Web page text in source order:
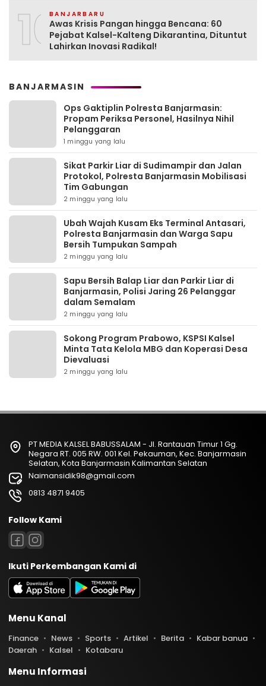
10BANJARBARU
Awas Krisis Pangan hingga Bencana: 60
Pejabat Kalsel-Kalteng Dikarantina, Dituntut
Lahirkan Inovasi Radikal!
BANJARMASIN
Ops Gaktiplin Polresta Banjarmasin:
Propam Periksa Personel, Hasilnya Nihil
Pelanggaran
1 minggu yang lalu
Sikat Parkir Liar di Sudimampir dan Jalan
Protokol, Polresta Banjarmasin Mobilisasi
Tim Gabungan
2 minggu yang lalu
Ubah Wajah Kusam Eks Terminal Antasari,
Polresta Banjarmasin dan Warga Sapu
Bersih Tumpukan Sampah
2 minggu yang lalu
Sapu Bersih Balap Liar dan Parkir Liar di
Banjarmasin, Polisi Jaring 26 Pelanggar
dalam Semalam
2 minggu yang lalu
Sokong Program Prabowo, KSPSI Kalsel
Minta Tata Kelola MBG dan Koperasi Desa
Dievaluasi
2 minggu yang lalu
PT MEDIA KALSEL BABUSSALAM - Jl. Rantauan Timur 1 Gg.
Negara RT. 005 RW. 001 Kel. Pekauman, Kec. Banjarmasin
Selatan, Kota Banjarmasin Kalimantan Selatan
Naimansidik98@gmail.com
0813 4871 9405
Follow Kami
Ikuti Perkembangan Kami di
Menu Kanal
Finance News Sports Artikel Berita
Kabar banua
Daerah
Kalsel Kotabaru
Menu Informasi